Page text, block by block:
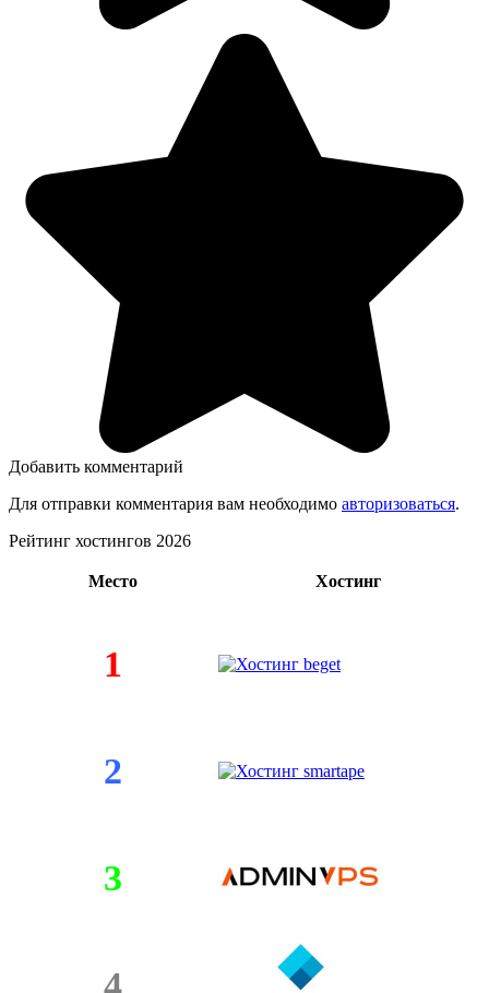
Добавить комментарий
Для отправки комментария вам необходимо авторизоваться.
Рейтинг хостингов 2026
Место Хостинг
1
2
3